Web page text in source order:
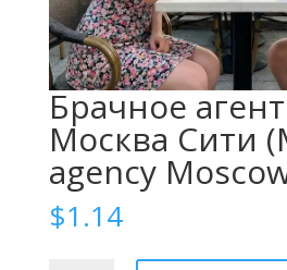
Брачное
Москва Сити
agency
$1.14